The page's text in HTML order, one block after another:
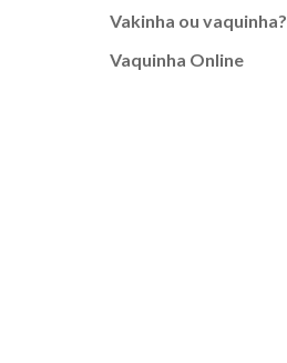
Vakinha ou vaquinha?
Vaquinha Online